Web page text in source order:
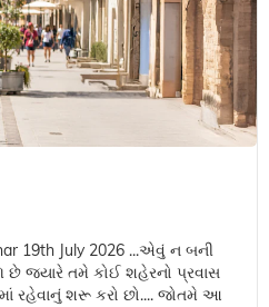
19th July 2026 ...એવું ન બની
જ્યારે તમે કોઈ શહેરનો પ્રવાસ
રહેવાનું શરૂ કરો છો.... જોતમે આ